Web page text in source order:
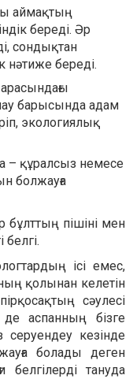
аймақтың
береді. Әр
сондықтан
нәтиже береді.
барысында адам
экологиялық
– құралсыз немесе
болжауға
бұлттың пішіні мен
ісі емес,
қолынан келетін
сәулесі
аспанның бізге
серуендеу кезінде
болады деген
тануда